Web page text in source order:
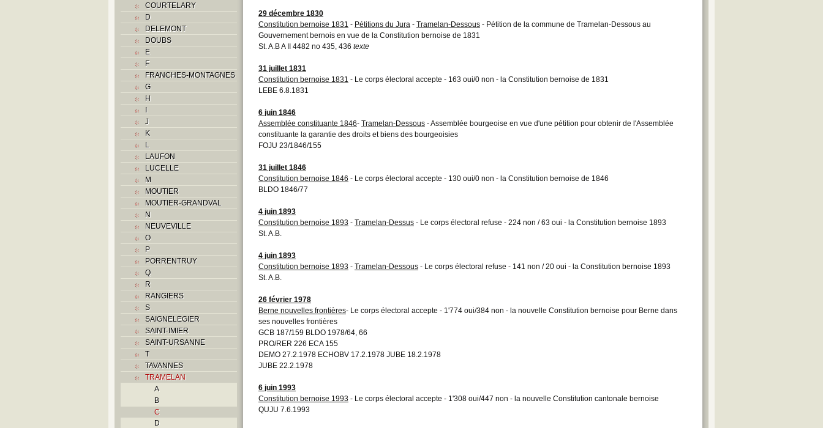
COURTELARY
D
DELEMONT
DOUBS
E
F
FRANCHES-MONTAGNES
G
H
I
J
K
L
LAUFON
LUCELLE
M
MOUTIER
MOUTIER-GRANDVAL
N
NEUVEVILLE
O
P
PORRENTRUY
Q
R
RANGIERS
S
SAIGNELEGIER
SAINT-IMIER
SAINT-URSANNE
T
TAVANNES
TRAMELAN
A
B
C
D
29 décembre 1830
Constitution bernoise 1831 - Pétitions du Jura - Tramelan-Dessous - Pétition de la commune de Tramelan-Dessous au
Gouvernement bernois en vue de la Constitution bernoise de 1831
St. A.B A II 4482 no 435, 436 texte
31 juillet 1831
Constitution bernoise 1831 - Le corps électoral accepte - 163 oui/0 non - la Constitution bernoise de 1831
LEBE 6.8.1831
6 juin 1846
Assemblée constituante 1846- Tramelan-Dessous - Assemblée bourgeoise en vue d'une pétition pour obtenir de l'Assemblée
constituante la garantie des droits et biens des bourgeoisies
FOJU 23/1846/155
31 juillet 1846
Constitution bernoise 1846 - Le corps électoral accepte - 130 oui/0 non - la Constitution bernoise de 1846
BLDO 1846/77
4 juin 1893
Constitution bernoise 1893 - Tramelan-Dessus - Le corps électoral refuse - 224 non / 63 oui - la Constitution bernoise 1893
St. A.B.
4 juin 1893
Constitution bernoise 1893 - Tramelan-Dessous - Le corps électoral refuse - 141 non / 20 oui - la Constitution bernoise 1893
St. A.B.
26 février 1978
Berne nouvelles frontières- Le corps électoral accepte - 1'774 oui/384 non - la nouvelle Constitution bernoise pour Berne dans
ses nouvelles frontières
GCB 187/159 BLDO 1978/64, 66
PRO/RER 226 ECA 155
DEMO 27.2.1978 ECHOBV 17.2.1978 JUBE 18.2.1978
JUBE 22.2.1978
6 juin 1993
Constitution bernoise 1993 - Le corps électoral accepte - 1'308 oui/447 non - la nouvelle Constitution cantonale bernoise
QUJU 7.6.1993